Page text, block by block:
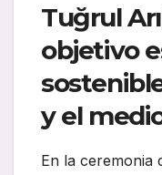
Tuğrul
objetivo
y el
En la ceremonia